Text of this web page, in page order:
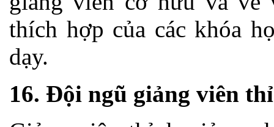
thích hợp của các khóa
dạy.
16. Đội ngũ giảng viên